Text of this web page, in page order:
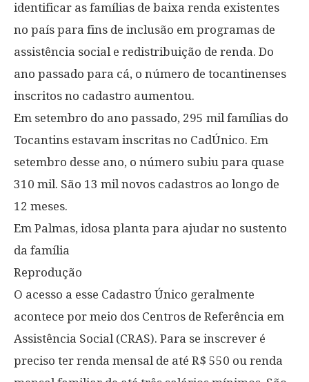
identificar as famílias de baixa renda existentes
no país para fins de inclusão em programas de
assistência social e redistribuição de renda. Do
ano passado para cá, o número de tocantinenses
inscritos no cadastro aumentou.
Em setembro do ano passado, 295 mil famílias do
Tocantins estavam inscritas no CadÚnico. Em
setembro desse ano, o número subiu para quase
310 mil. São 13 mil novos cadastros ao longo de
12 meses.
Em Palmas, idosa planta para ajudar no sustento
da família
Reprodução
O acesso a esse Cadastro Único geralmente
acontece por meio dos Centros de Referência em
Assistência Social (CRAS). Para se inscrever é
preciso ter renda mensal de até R$ 550 ou renda